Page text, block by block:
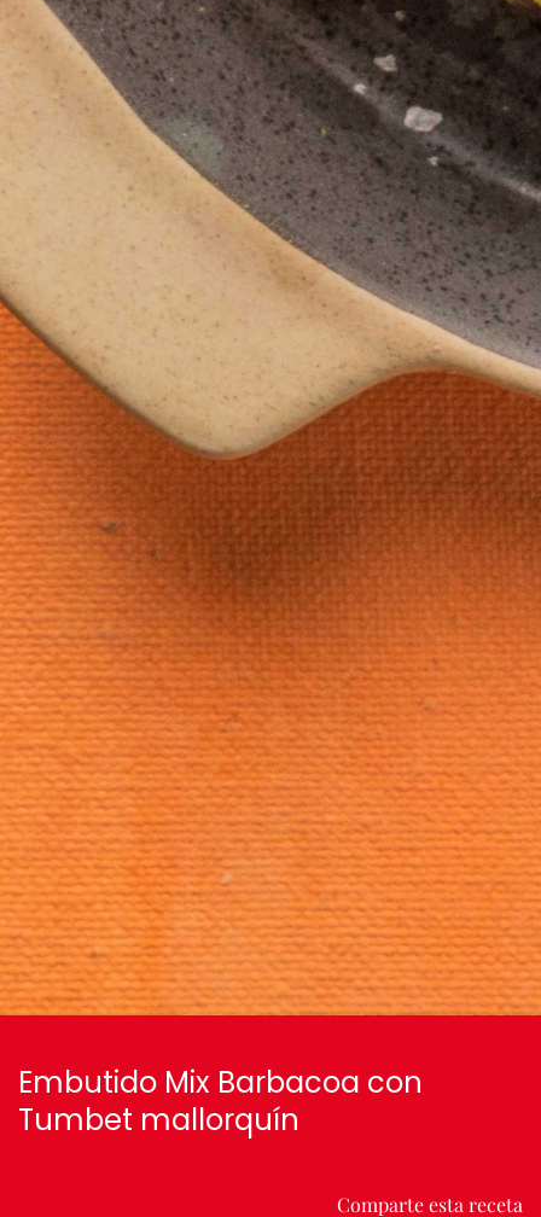
Embutido Mix Barbacoa con
Tumbet mallorquín
Comparte esta receta